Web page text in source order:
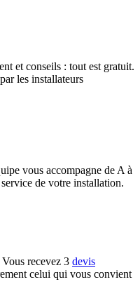
et conseils : tout est gratuit.
les installateurs
vous accompagne de A à
de votre installation.
recevez 3 devis
celui qui vous convient